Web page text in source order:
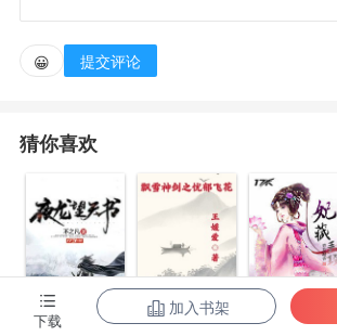
😀 提交评论
猜你喜欢
夜龙望天书 飘雪神剑之忧 妃藏手段
下载
加入书架